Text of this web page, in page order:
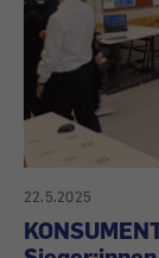
22.5.2025